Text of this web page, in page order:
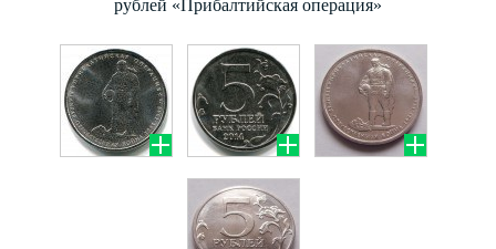
рублей «Прибалтийская операция»